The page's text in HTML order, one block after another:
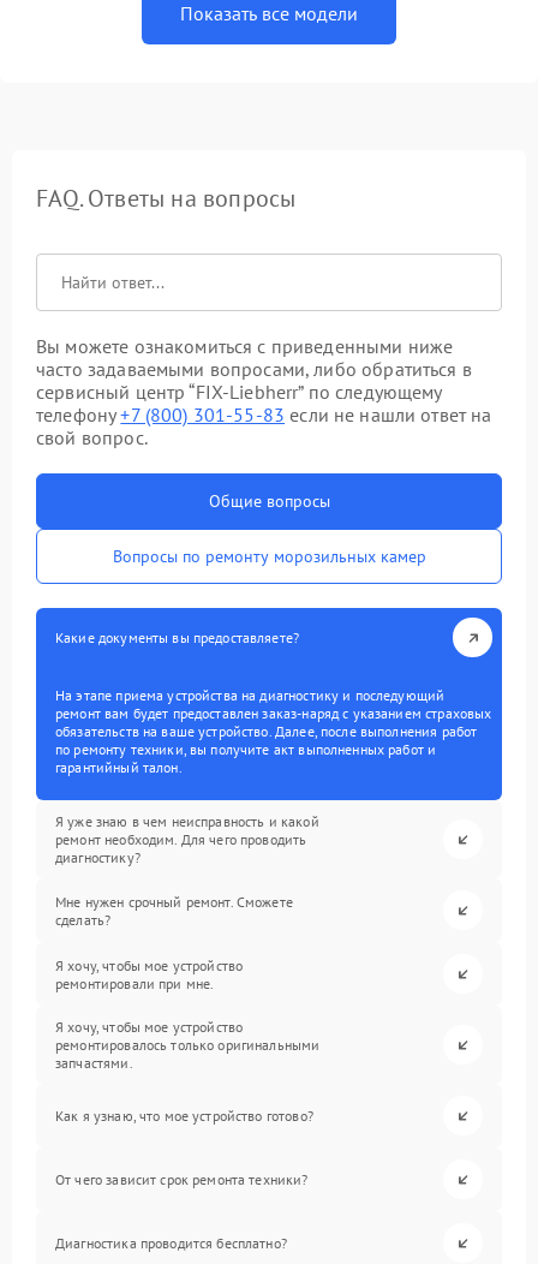
Показать все модели
FAQ. Ответы на вопросы
Вы можете ознакомиться с приведенными ниже
часто задаваемыми вопросами, либо обратиться в
сервисный центр “FIX-Liebherr” по следующему
телефону+7 (800) 301-55-83 если не нашли ответ на
свой вопрос.
Общие вопросы
Вопросы по ремонту морозильных камер
Какие документы вы предоставляете?
На этапе приема устройства на диагностику и последующий
ремонт вам будет предоставлен заказ-наряд с указанием страховых
обязательств на ваше устройство. Далее, после выполнения работ
по ремонту техники, вы получите акт выполненных работ и
гарантийный талон.
Я уже знаю в чем неисправность и какой
ремонт необходим. Для чего проводить
диагностику?
Мне нужен срочный ремонт. Сможете
сделать?
Я хочу, чтобы мое устройство
ремонтировали при мне.
Я хочу, чтобы мое устройство
ремонтировалось только оригинальными
запчастями.
Как я узнаю, что мое устройство готово?
От чего зависит срок ремонта техники?
Диагностика проводится бесплатно?